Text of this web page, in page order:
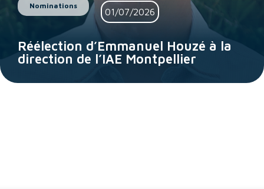
Nominations
01/07/2026
Réélection d’Emmanuel Houzé à la
direction de l’IAE Montpellier